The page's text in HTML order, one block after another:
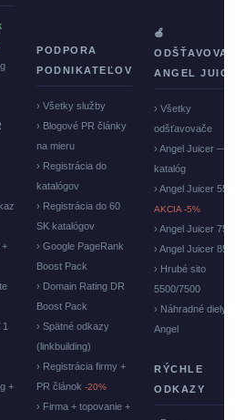
+
+
PODPORA
PODNIKATEĽOV
› Všetky služby
› Blogové PR články
na mieru
› Registrácia do
katalógov
› Registrácia do 60
SK katalógov
› Google PageRank
Boost Pack
› Domain Rating DR
Boost Pack
› Spätné odkazy
(linkbuilding)
› Registrácia firmy +
PR článok -20%
› Firma + topovanie +
🍏
ANGEL
› Všetky
odšťavovače
› Angel Juicer —
katalóg
› Angel Juicer
AKCIA -5%
› Angel Juicer
› Angel Juicer
› Hrubé sito
5500/7500
› Náhradné diely
Angel
RÝCHLE
ODKAZY